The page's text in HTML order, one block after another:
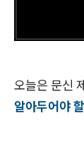
오늘은 문신
알아두어야